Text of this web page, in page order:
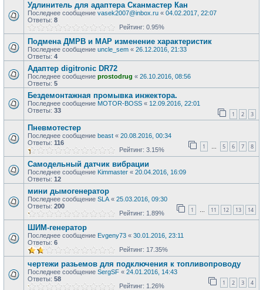
Удлинитель для адаптера Сканмастер Кан
Последнее сообщение vasek2007@inbox.ru « 04.02.2017, 22:07
Ответы: 8
Рейтинг: 0.95%
Подмена ДМРВ и MAP изменение характеристик
Последнее сообщение uncle_sem « 26.12.2016, 21:33
Ответы: 4
Адаптер digitronic DR72
Последнее сообщение prostodrug « 26.10.2016, 08:56
Ответы: 5
Бездемонтажная промывка инжектора.
Последнее сообщение MOTOR-BOSS « 12.09.2016, 22:01
Ответы: 33 1 2 3
Пневмотестер
Последнее сообщение beast « 20.08.2016, 00:34
Ответы: 116 1 … 5 6 7 8
Рейтинг: 3.15%
Самодельный датчик вибрации
Последнее сообщение Kimmaster « 20.04.2016, 16:09
Ответы: 12
мини дымогенератор
Последнее сообщение SLA « 25.03.2016, 09:30
Ответы: 200 1 … 11 12 13 14
Рейтинг: 1.89%
ШИМ-генератор
Последнее сообщение Evgeny73 « 30.01.2016, 23:11
Ответы: 6
Рейтинг: 17.35%
чертежи разьемов для подключения к топливопроводу
Последнее сообщение SergSF « 24.01.2016, 14:43
Ответы: 58 1 2 3 4
Рейтинг: 1.26%